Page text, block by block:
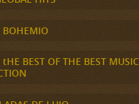
BOHEMIO
BEST OF THE BEST MUSIC